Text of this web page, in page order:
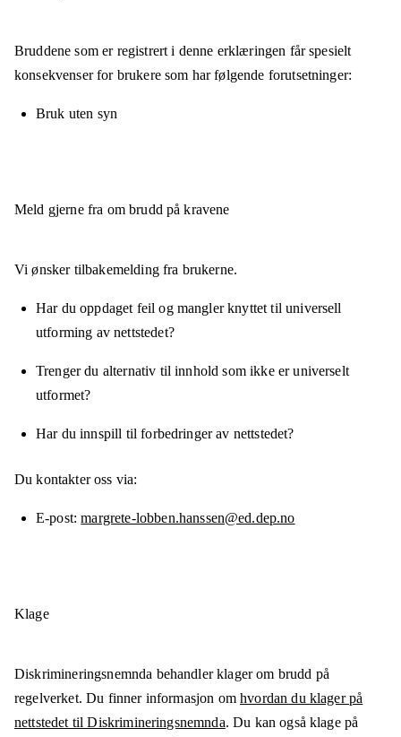
Bruddene som er registrert i denne erklæringen får spesielt
konsekvenser for brukere som har følgende forutsetninger:
Bruk uten syn
Meld gjerne fra om brudd på kravene
Vi ønsker tilbakemelding fra brukerne.
Har du oppdaget feil og mangler knyttet til universell
utforming av nettstedet?
Trenger du alternativ til innhold som ikke er universelt
utformet?
Har du innspill til forbedringer av nettstedet?
Du kontakter oss via:
E-post margrete-lobben.hanssen@ed.dep.no
Klage
Diskrimineringsnemnda behandler klager om brudd på
regelverket. Du finner informasjon omhvordan du klager på
nettstedet til Diskrimineringsnemnda. Du kan også klage på